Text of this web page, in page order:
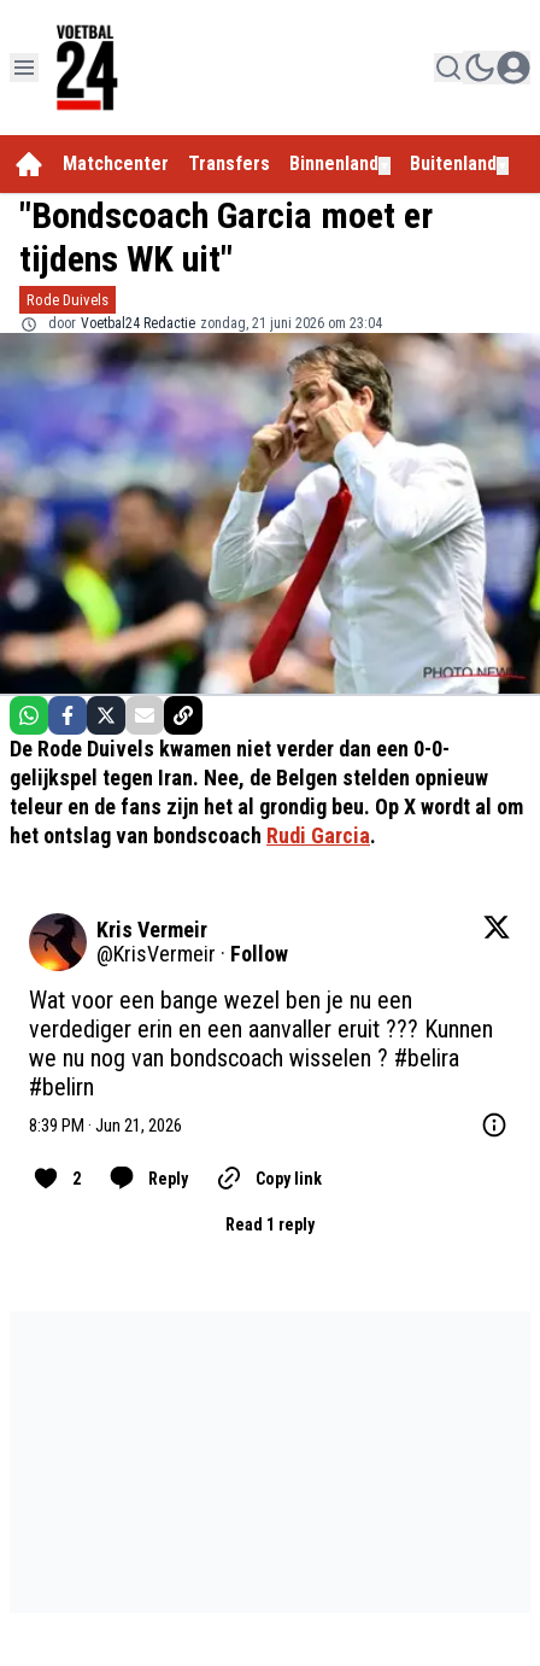
Matchcenter Transfers Binnenland Buitenland
"Bondscoach Garcia moet er
tijdens WK uit"
Rode Duivels
door Voetbal24 Redactie zondag, 21 juni 2026 om 23:04
De Rode Duivels kwamen niet verder dan een 0-0-
gelijkspel tegen Iran. Nee, de Belgen stelden opnieuw
teleur en de fans zijn het al grondig beu. Op X wordt al om
het ontslag van bondscoach Rudi Garcia.
Kris Vermeir
@KrisVermeir · Follow
Wat voor een bange wezel ben je nu een
verdediger erin en een aanvaller eruit ??? Kunnen
we nu nog van bondscoach wisselen ? #belira
#belirn
8:39 PM · Jun 21, 2026
2 Reply Copy link
Read 1 reply